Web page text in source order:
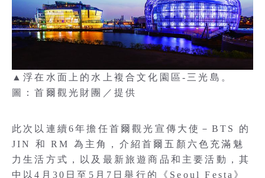
▲浮在水面上的水上複合文化園區-三光島。
圖：首爾觀光財團／提供
此次以連續6年擔任首爾觀光宣傳大使－BTS 的
JIN 和 RM 為主角，介紹首爾五顏六色充滿魅
力生活方式，以及最新旅遊商品和主要活動，其
中以4月30日至5月7日舉行的《Seoul Festa》